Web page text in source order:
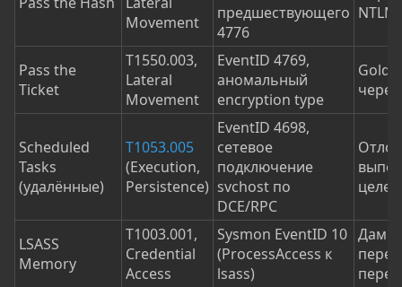
Movement
предшествующего
4776
Pass the
Ticket
T1550.003,
Lateral
Movement
EventID 4769,
аномальный
encryption type
Scheduled
Tasks
(удалённые)
T1053.005
(Execution,
Persistence)
EventID 4698,
сетевое
подключение
svchost по
DCE/RPC
LSASS
Memory
T1003.001,
Credential
Access
Sysmon EventID 10
(ProcessAccess к
lsass)
Дамп
перед